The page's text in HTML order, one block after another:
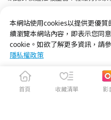
Electrolux伊萊克斯
本網站使用cookies以提供更優質
續瀏覽本網站內容，即表示您同
cookie。如欲了解更多資訊，請
隱私權政策
首頁 收藏清單 影